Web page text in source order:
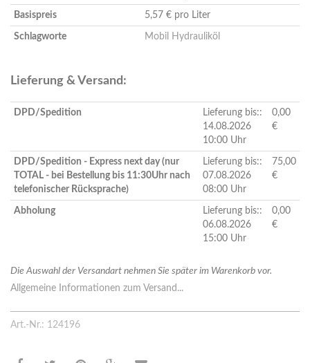
Basispreis 5,57 € pro Liter
Schlagworte Mobil Hydrauliköl
Lieferung & Versand:
DPD/Spedition
Lieferung bis::
14.08.2026
10:00 Uhr
0,00
€
DPD/Spedition - Express next day (nur
TOTAL - bei Bestellung bis 11:30Uhr nach
telefonischer Rücksprache)
Lieferung bis::
07.08.2026
08:00 Uhr
75,00
€
Abholung
Lieferung bis::
06.08.2026
15:00 Uhr
0,00
€
Die Auswahl der Versandart nehmen Sie später im Warenkorb vor.
Allgemeine Informationen zum Versand...
Art.-Nr.: 124196